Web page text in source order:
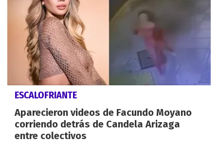
ESCALOFRIANTE
Aparecieron videos de Facundo Moyano
corriendo detrás de Candela Arizaga
entre colectivos